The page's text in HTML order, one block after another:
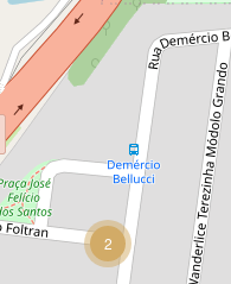
2